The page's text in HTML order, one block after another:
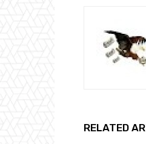
RELATED